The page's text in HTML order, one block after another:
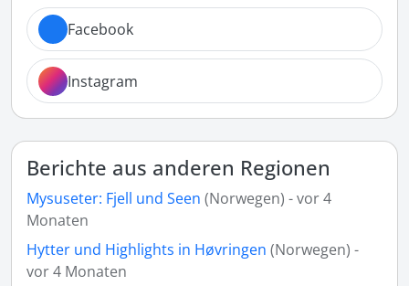
Facebook
Instagram
Berichte aus anderen Regionen
Mysuseter: Fjell und Seen (Norwegen) - vor 4
Monaten
Hytter und Highlights in Høvringen (Norwegen) -
vor 4 Monaten